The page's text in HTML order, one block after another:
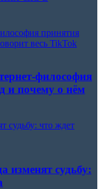
принятия
весь TikTok
философия
и почему о нём
судьбу: что ждет
изменят судьбу: